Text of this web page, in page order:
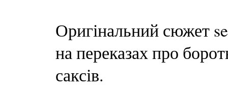
Оригінальний сюжет
на переказах про
саксів.